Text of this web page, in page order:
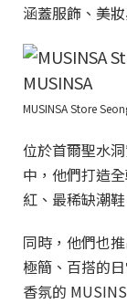
涵蓋服飾、美
MUSINSA Store
位於首爾聖水
中，他們打造
紅、最稀缺潮
同時，他們也
極簡、百搭的
香氛的